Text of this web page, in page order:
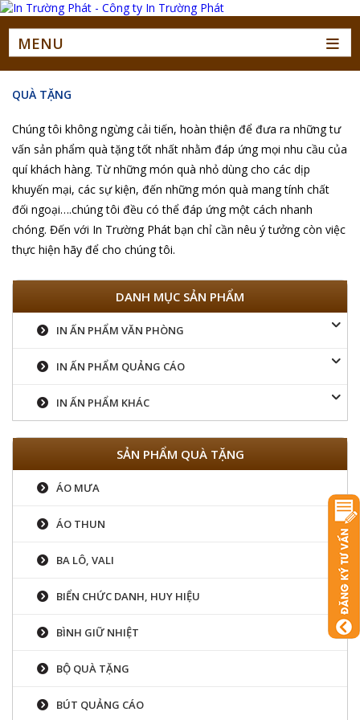
MENU
QUÀ TẶNG
Chúng tôi không ngừng cải tiến, hoàn thiện để đưa ra những tư
vấn sản phẩm quà tặng tốt nhất nhằm đáp ứng mọi nhu cầu của
quí khách hàng. Từ những món quà nhỏ dùng cho các dịp
khuyến mại, các sự kiện, đến những món quà mang tính chất
đối ngoại….chúng tôi đều có thể đáp ứng một cách nhanh
chóng. Đến với In Trường Phát bạn chỉ cần nêu ý tưởng còn việc
thực hiện hãy để cho chúng tôi.
DANH MỤC SẢN PHẨM
IN ẤN PHẨM VĂN PHÒNG
IN ẤN PHẨM QUẢNG CÁO
IN ẤN PHẨM KHÁC
SẢN PHẨM QUÀ TẶNG
ÁO MƯA
ÁO THUN
BA LÔ, VALI
BIỂN CHỨC DANH, HUY HIỆU
BÌNH GIỮ NHIỆT
BỘ QUÀ TẶNG
BÚT QUẢNG CÁO